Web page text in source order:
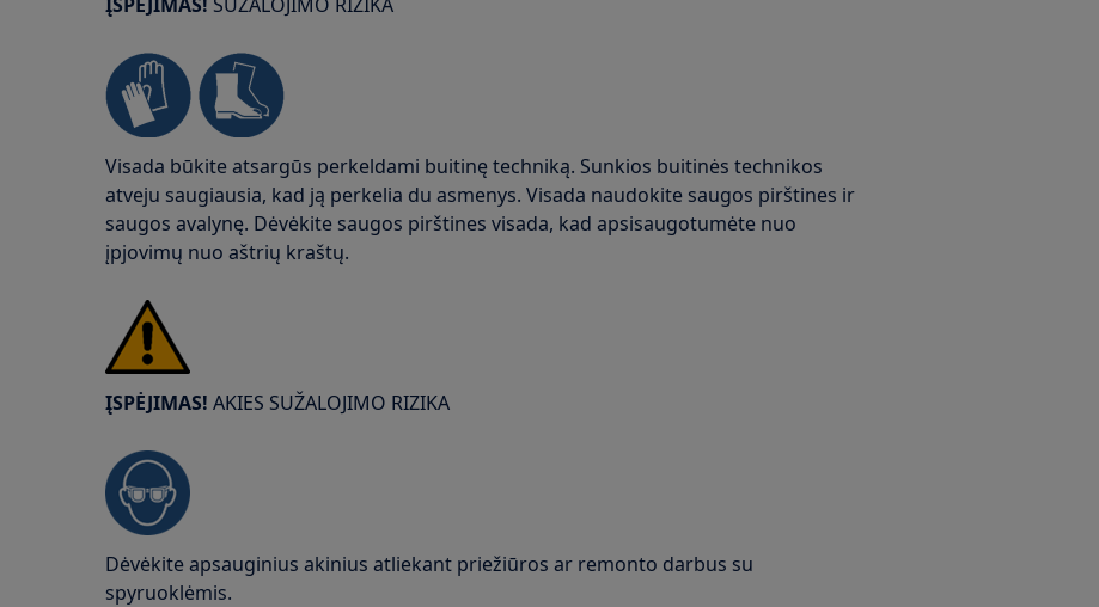
Visada būkite atsargūs perkeldami buitinę techniką. Sunkios buitinės technikos
atveju saugiausia, kad ją perkelia du asmenys. Visada naudokite saugos pirštines ir
saugos avalynę. Dėvėkite saugos pirštines visada, kad apsisaugotumėte nuo
įpjovimų nuo aštrių kraštų.
ĮSPĖJIMAS! AKIES SUŽALOJIMO RIZIKA
Dėvėkite apsauginius akinius atliekant priežiūros ar remonto darbus su
spyruoklėmis.